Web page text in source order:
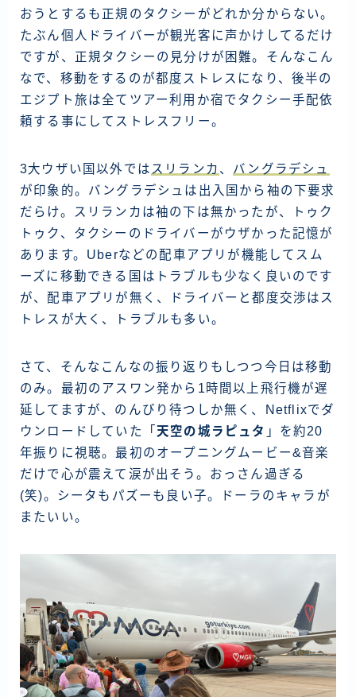
おうとするも正規のタクシーがどれか分からない。
たぶん個人ドライバーが観光客に声かけしてるだけ
ですが、正規タクシーの見分けが困難。そんなこん
なで、移動をするのが都度ストレスになり、後半の
エジプト旅は全てツアー利用か宿でタクシー手配依
頼する事にしてストレスフリー。
3大ウザい国以外では スリランカ 、 バングラデシュ
が印象的。バングラデシュは出入国から袖の下要求
だらけ。スリランカは袖の下は無かったが、トゥク
トゥク、タクシーのドライバーがウザかった記憶が
あります。Uberなどの配車アプリが機能してスム
ーズに移動できる国はトラブルも少なく良いのです
が、配車アプリが無く、ドライバーと都度交渉はス
トレスが大く、トラブルも多い。
さて、そんなこんなの振り返りもしつつ今日は移動
のみ。最初のアスワン発から1時間以上飛行機が遅
延してますが、のんびり待つしか無く、Netflixでダ
ウンロードしていた「 天空の城ラピュタ 」を約20
年振りに視聴。最初のオープニングムービー&音楽
だけで心が震えて涙が出そう。おっさん過ぎる
(笑)。シータもパズーも良い子。ドーラのキャラが
またいい。